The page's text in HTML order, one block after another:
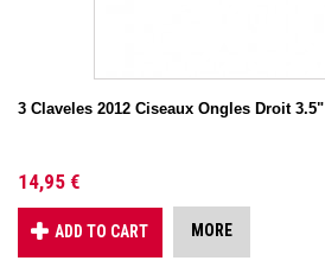
3 Claveles 2012 Ciseaux Ongles Droit 3.5"
14,95 €
ADD TO CART MORE